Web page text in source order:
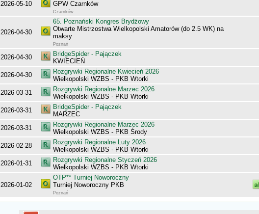
2026-05-10
GPW Czarnków
Czarnków
2026-04-30
65. Poznański Kongres Brydżowy
Otwarte Mistrzostwa Wielkopolski Amatorów (do 2.5 WK) na
maksy
Poznań
2026-04-30
BridgeSpider - Pajączek
KWIECIEŃ
2026-04-30
Rozgrywki Regionalne Kwiecień 2026
Wielkopolski WZBS - PKB Wtorki
2026-03-31
Rozgrywki Regionalne Marzec 2026
Wielkopolski WZBS - PKB Wtorki
2026-03-31
BridgeSpider - Pajączek
MARZEC
2026-03-31
Rozgrywki Regionalne Marzec 2026
Wielkopolski WZBS - PKB Środy
2026-02-28
Rozgrywki Regionalne Luty 2026
Wielkopolski WZBS - PKB Wtorki
2026-01-31
Rozgrywki Regionalne Styczeń 2026
Wielkopolski WZBS - PKB Wtorki
2026-01-02
OTP** Turniej Noworoczny
Turniej Noworoczny PKB
Poznań